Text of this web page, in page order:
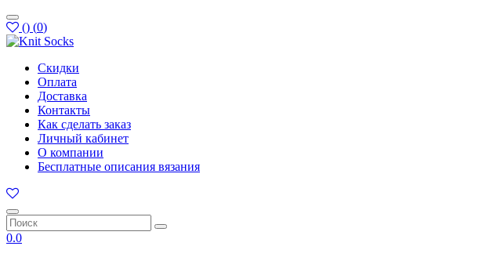
() (0)
Скидки
Оплата
Доставка
Контакты
Как сделать заказ
Личный кабинет
О компании
Бесплатные описания вязания
0.0